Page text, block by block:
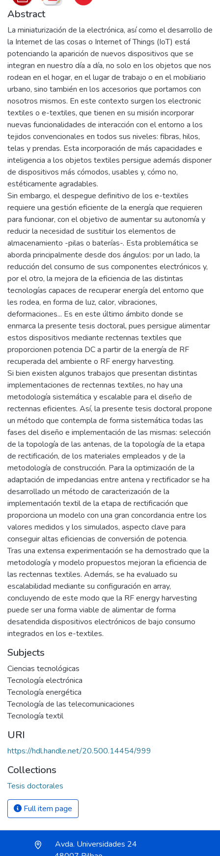
Abstract
La miniaturización de la electrónica, así como el desarrollo de
la Internet de las cosas o Internet of Things (IoT) está
potenciando la aparición de nuevos dispositivos que se
integran en nuestro día a día, no solo en los objetos que nos
rodean en el hogar, en el lugar de trabajo o en el mobiliario
urbano, sino también en los accesorios que portamos con
nosotros mismos. En este contexto surgen los electronic
textiles o e-textiles, que tienen en su misión incorporar
nuevas funcionalidades de interacción con el entorno a los
tejidos convencionales en todos sus niveles: fibras, hilos,
telas y prendas. Esta incorporación de más capacidades e
inteligencia a los objetos textiles persigue además disponer
de dispositivos más cómodos, usables y, cómo no,
estéticamente agradables.
Sin embargo, el despegue definitivo de los e-textiles
requiere una gestión eficiente de la energía que requieren
para funcionar, con el objetivo de aumentar su autonomía y
reducir la necesidad de sustituir los elementos de
almacenamiento -pilas o baterías-. Esta problemática se
aborda principalmente desde dos ángulos: por un lado, la
reducción del consumo de sus componentes electrónicos y,
por el otro, la mejora de la eficiencia de las distintas
tecnologías capaces de recuperar energía del entorno que
les rodea, en forma de luz, calor, vibraciones,
deformaciones... Es en este último ámbito donde se
enmarca la presente tesis doctoral, pues persigue alimentar
estos dispositivos mediante rectennas textiles que
proporcionen potencia DC a partir de la energía de RF
recuperada del ambiente o RF energy harvesting.
Si bien existen algunos trabajos que presentan distintas
implementaciones de rectennas textiles, no hay una
metodología sistemática y escalable para el diseño de
rectennas eficientes. Así, la presente tesis doctoral propone
un método que contempla de forma sistemática todas las
fases del diseño e implementación de las mismas: selección
de la topología de las antenas, de la topología de la etapa
de rectificación, de los materiales empleados y de la
metodología de construcción. Para la optimización de la
adaptación de impedancias entre antena y rectificador se ha
desarrollado un método de caracterización de la
implementación textil de la etapa de rectificación que
proporciona un modelo con una gran concordancia entre los
valores medidos y los simulados, aspecto clave para
conseguir altas eficiencias de conversión de potencia.
Tras una extensa experimentación se ha demostrado que la
metodología y modelo propuestos mejoran la eficiencia de
las rectennas textiles. Además, se ha evaluado su
escalabilidad mediante su configuración en array,
concluyendo de este modo que la RF energy harvesting
puede ser una forma viable de alimentar de forma
desatendida dispositivos electrónicos de bajo consumo
integrados en los e-textiles.
Subjects
Ciencias tecnológicas
Tecnología electrónica
Tecnología energética
Tecnología de las telecomunicaciones
Tecnología textil
URI
https://hdl.handle.net/20.500.14454/999
Collections
Tesis doctorales
Full item page
Avda. Universidades 24